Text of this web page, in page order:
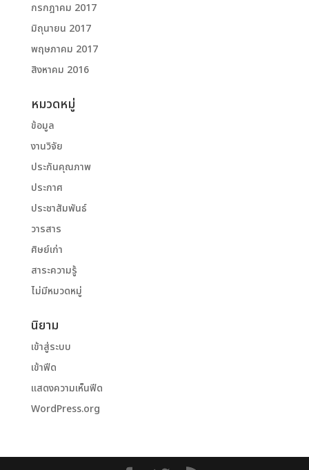
กรกฎาคม 2017
มิถุนายน 2017
พฤษภาคม 2017
สิงหาคม 2016
หมวดหมู่
ข้อมูล
งานวิจัย
ประกันคุณภาพ
ประกาศ
ประชาสัมพันธ์
วารสาร
ศิษย์เก่า
สาระความรู้
ไม่มีหมวดหมู่
นิยาม
เข้าสู่ระบบ
เข้าฟีด
แสดงความเห็นฟีด
WordPress.org